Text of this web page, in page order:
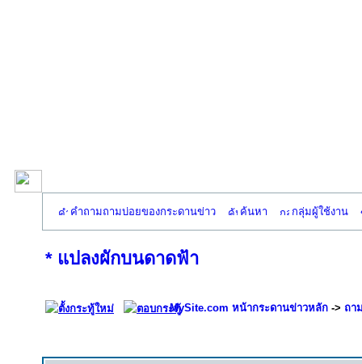
คำถามถามบ่อยของกระดานข่าว ค้นหา กลุ่มผู้ใช้งาน
* แปลงผักบนดาดฟ้า
MySite.com หน้ากระดานข่าวหลัก -> ถา